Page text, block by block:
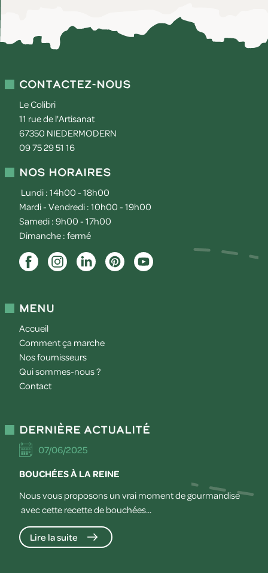
Contactez-nous
Le Colibri
11 rue de l'Artisanat
67350 NIEDERMODERN
09 75 29 51 16
Nos horaires
Lundi : 14h00 - 18h00
Mardi - Vendredi : 10h00 - 19h00
Samedi : 9h00 - 17h00
Dimanche : fermé
Menu
Accueil
Comment ça marche
Nos fournisseurs
Qui sommes-nous ?
Contact
Dernière actualité
07/06/2025
BOUCHÉES À LA REINE
Nous vous proposons un vrai moment de gourmandise
avec cette recette de bouchées...
Lire la suite